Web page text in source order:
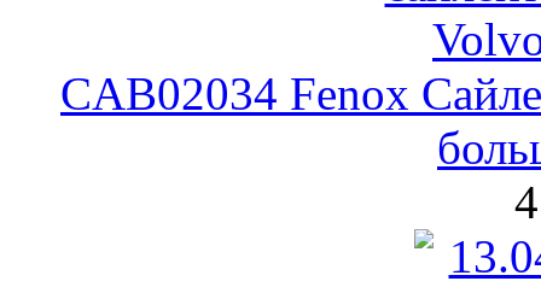
CAB02034 Fenox